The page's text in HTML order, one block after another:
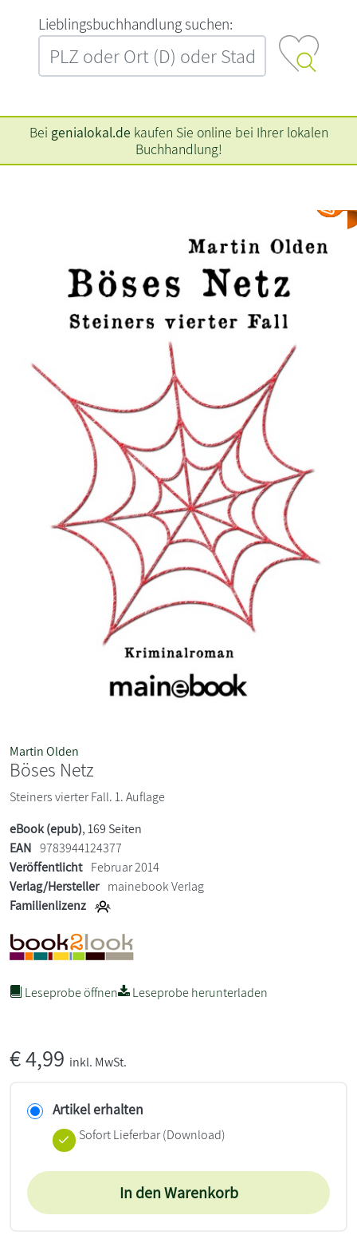
L‍i‍e‍b‍l‍i‍n‍g‍s‍b‍u‍c‍h‍h‍a‍n‍d‍l‍u‍n‍g‍ ‍s‍u‍c‍h‍e‍n‍:‍
Bei genialokal.de kaufen Sie online bei Ihrer lokalen
Buchhandlung!
Martin Olden
Böses Netz
Steiners vierter Fall. 1. Auflage
eBook (epub), 169 Seiten
EAN 9783944124377
Veröffentlicht Februar 2014
Verlag/Hersteller mainebook Verlag
Familienlizenz
Leseprobe öffnen Leseprobe herunterladen
€4,99 inkl. MwSt.
Artikel erhalten
Sofort Lieferbar (Download)
In den Warenkorb